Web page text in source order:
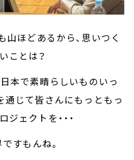
山ほどあるから、思いつく
ことは？
本で素晴らしいものいっ
通じて皆さんにもっともっ
ェクトを・・・
すもんね。